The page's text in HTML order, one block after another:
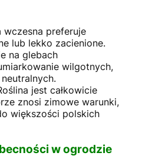
wczesna preferuje
lub lekko zacienione.
na glebach
wilgotnych,
jest całkowicie
znosi zimowe warunki,
większości polskich
w ogrodzie